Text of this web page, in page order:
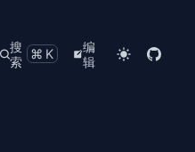
搜
索
⌘K
编
辑